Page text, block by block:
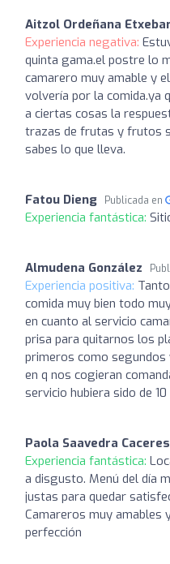
Aitzol Ordeñana
Experiencia negativa:
quinta gama.el postre lo
camarero muy amable y
volvería por la comida.ya
a ciertas cosas la
trazas de frutas y frutos
sabes lo que lleva.
Fatou Dieng Publicada en
Experiencia fantástica:
Almudena González
Experiencia positiva:
comida muy bien todo
en cuanto al servicio
prisa para quitarnos los
primeros como
en q nos cogieran
servicio hubiera sido de 10
Paola Saavedra Caceres
Experiencia fantástica:
a disgusto. Menú del día
justas para quedar
Camareros muy amables
perfección